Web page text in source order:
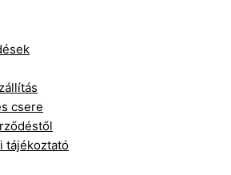
csere
tájékoztató